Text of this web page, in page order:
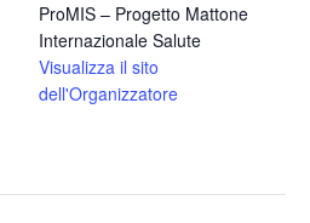
ProMIS – Progetto Mattone
Internazionale Salute
Visualizza il sito
dell'Organizzatore